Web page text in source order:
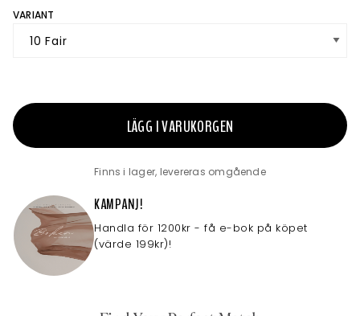
VARIANT
LÄGG I VARUKORGEN
Finns i lager, levereras omgående
KAMPANJ!
Handla för 1200kr - få e-bok på köpet
(värde 199kr)!